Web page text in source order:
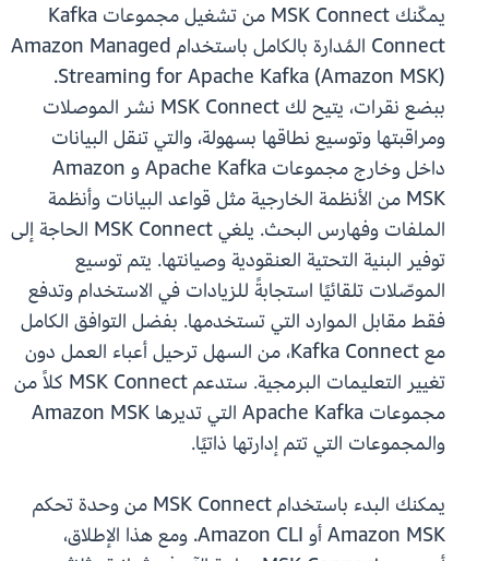
يمكّنك MSK Connect من تشغيل مجموعات Kafka
Connect المُدارة بالكامل باستخدام Amazon Managed
Streaming for Apache Kafka (Amazon MSK).
ببضع نقرات، يتيح لك MSK Connect نشر الموصلات
ومراقبتها وتوسيع نطاقها بسهولة، والتي تنقل البيانات
داخل وخارج مجموعات Apache Kafka و Amazon
MSK من الأنظمة الخارجية مثل قواعد البيانات وأنظمة
الملفات وفهارس البحث. يلغي MSK Connect الحاجة إلى
توفير البنية التحتية العنقودية وصيانتها. يتم توسيع
الموصّلات تلقائيًا استجابةً للزيادات في الاستخدام وتدفع
فقط مقابل الموارد التي تستخدمها. بفضل التوافق الكامل
مع Kafka Connect، من السهل ترحيل أعباء العمل دون
تغيير التعليمات البرمجية. ستدعم MSK Connect كلاً من
مجموعات Apache Kafka التي تديرها Amazon MSK
والمجموعات التي تتم إدارتها ذاتيًا.
يمكنك البدء باستخدام MSK Connect من وحدة تحكم
Amazon MSK أو Amazon CLI. ومع هذا الإطلاق،